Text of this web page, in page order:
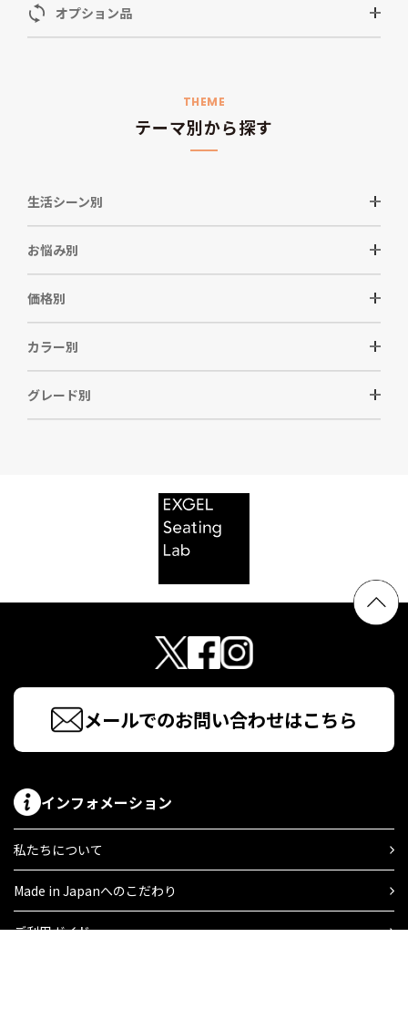
オプション品
THEME
テーマ別から探す
生活シーン別
お悩み別
価格別
カラー別
グレード別
メールでのお問い合わせはこちら
インフォメーション
私たちについて
Made in Japanへのこだわり
ご利用ガイド